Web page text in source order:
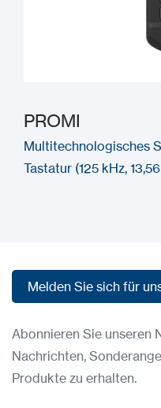
PROMI
Multitechnologisches
Tastatur (125 kHz,
Melden Sie sich für
Abonnieren Sie unseren
Nachrichten,
Produkte zu erhalten.